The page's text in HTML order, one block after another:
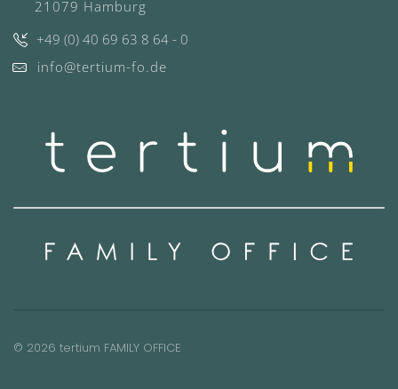
21079 Hamburg
+49 (0) 40 69 63 8 64 - 0
info@tertium-fo.de
© 2026 tertium FAMILY OFFICE